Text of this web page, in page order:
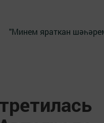
"Минем яраткан